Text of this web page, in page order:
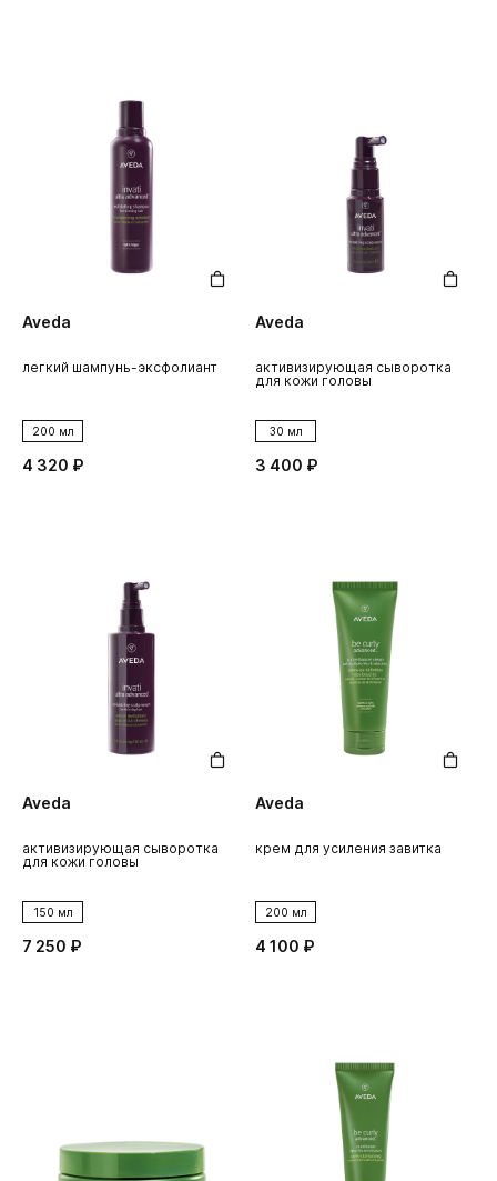
Aveda
легкий шампунь-эксфолиант
200 мл
4 320 ₽
Aveda
активизирующая сыворотка
для кожи головы
30 мл
3 400 ₽
Aveda
активизирующая сыворотка
для кожи головы
150 мл
7 250 ₽
Aveda
крем для усиления завитка
200 мл
4 100 ₽